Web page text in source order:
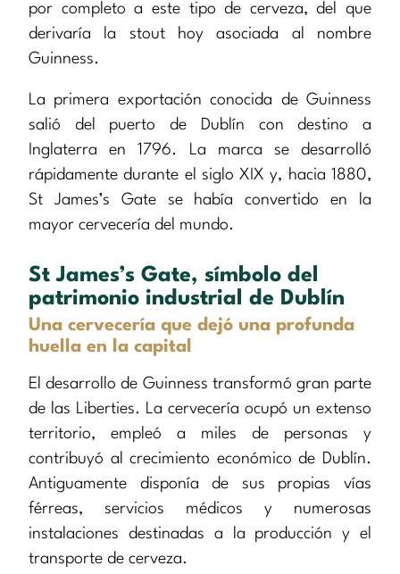
por completo a este tipo de cerveza, del que
derivaría la stout hoy asociada al nombre
Guinness.
La primera exportación conocida de Guinness
salió del puerto de Dublín con destino a
Inglaterra en 1796. La marca se desarrolló
rápidamente durante el siglo XIX y, hacia 1880,
St James’s Gate se había convertido en la
mayor cervecería del mundo.
St James’s Gate, símbolo del
patrimonio industrial de Dublín
Una cervecería que dejó una profunda
huella en la capital
El desarrollo de Guinness transformó gran parte
de las Liberties. La cervecería ocupó un extenso
territorio, empleó a miles de personas y
contribuyó al crecimiento económico de Dublín.
Antiguamente disponía de sus propias vías
férreas, servicios médicos y numerosas
instalaciones destinadas a la producción y el
transporte de cerveza.